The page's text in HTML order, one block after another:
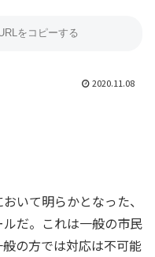
2020.11.08
いて明らかとなった、
だ。これは一般の市民
の方では対応は不可能